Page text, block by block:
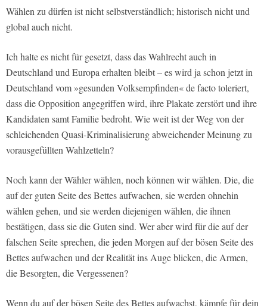
Wählen zu dürfen ist nicht selbstverständlich; historisch nicht und
global auch nicht.
Ich halte es nicht für gesetzt, dass das Wahlrecht auch in
Deutschland und Europa erhalten bleibt – es wird ja schon jetzt in
Deutschland vom »gesunden Volksempfinden« de facto toleriert,
dass die Opposition angegriffen wird, ihre Plakate zerstört und ihre
Kandidaten samt Familie bedroht. Wie weit ist der Weg von der
schleichenden Quasi-Kriminalisierung abweichender Meinung zu
vorausgefüllten Wahlzetteln?
Noch kann der Wähler wählen, noch können wir wählen. Die, die
auf der guten Seite des Bettes aufwachen, sie werden ohnehin
wählen gehen, und sie werden diejenigen wählen, die ihnen
bestätigen, dass sie die Guten sind. Wer aber wird für die auf der
falschen Seite sprechen, die jeden Morgen auf der bösen Seite des
Bettes aufwachen und der Realität ins Auge blicken, die Armen,
die Besorgten, die Vergessenen?
Wenn du auf der bösen Seite des Bettes aufwachst, kämpfe für dein